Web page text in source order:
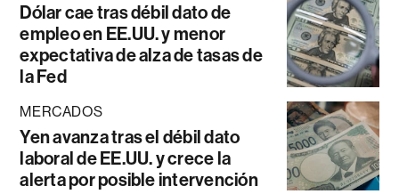
Dólar cae tras débil dato de
empleo en EE.UU. y menor
expectativa de alza de tasas de
la Fed
MERCADOS
Yen avanza tras el débil dato
laboral de EE.UU. y crece la
alerta por posible intervención